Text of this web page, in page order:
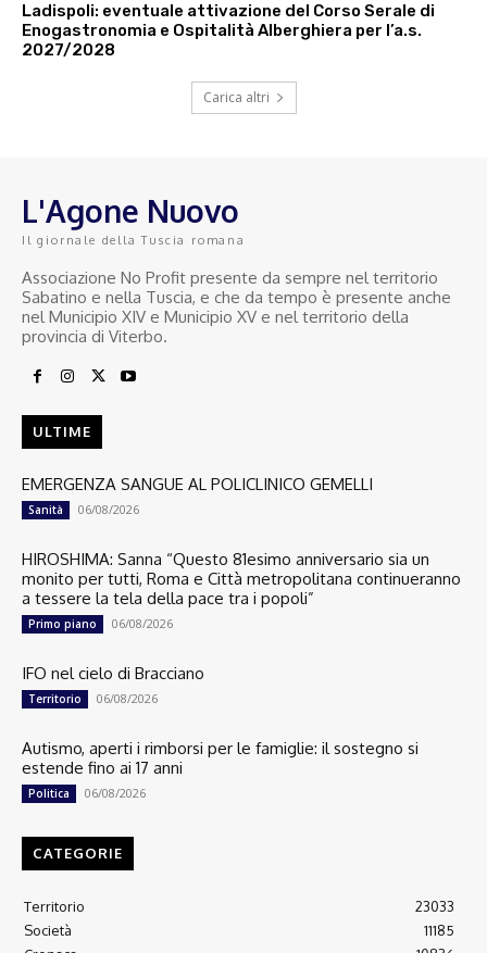
Ladispoli: eventuale attivazione del Corso Serale di
Enogastronomia e Ospitalità Alberghiera per l’a.s.
2027/2028
Carica altri
L'Agone Nuovo
Il giornale della Tuscia romana
Associazione No Profit presente da sempre nel territorio
Sabatino e nella Tuscia, e che da tempo è presente anche
nel Municipio XIV e Municipio XV e nel territorio della
provincia di Viterbo.
ULTIME
EMERGENZA SANGUE AL POLICLINICO GEMELLI
Sanità 06/08/2026
HIROSHIMA: Sanna “Questo 81esimo anniversario sia un
monito per tutti, Roma e Città metropolitana continueranno
a tessere la tela della pace tra i popoli”
Primo piano 06/08/2026
IFO nel cielo di Bracciano
Territorio 06/08/2026
Autismo, aperti i rimborsi per le famiglie: il sostegno si
estende fino ai 17 anni
Politica 06/08/2026
CATEGORIE
Territorio
23033
Società
11185